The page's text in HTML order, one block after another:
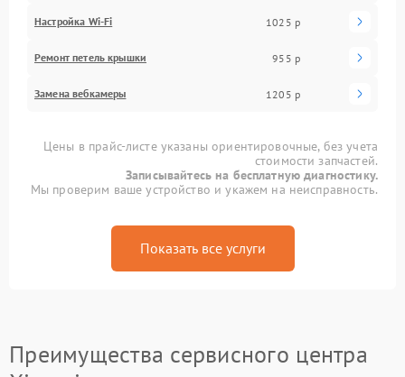
Настройка Wi-Fi 1025 р
Ремонт петель крышки 955 р
Замена вебкамеры 1205 р
Цены в прайс-листе указаны ориентировочные, без учета
стоимости запчастей.
Записывайтесь на бесплатную диагностику.
Мы проверим ваше устройство и укажем на неисправность.
Показать все услуги
Преимущества сервисного центра